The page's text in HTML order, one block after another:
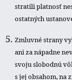
stratili platnosť
ostatných
Zmluvné strany
ani za nápadne
svoju slobodnú
s jej obsahom, na